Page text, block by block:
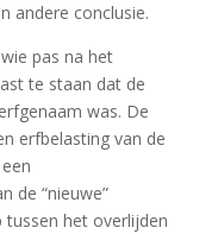
andere conclusie.
pas na het
te staan dat de
was. De
erfbelasting van de
de “nieuwe”
het overlijden